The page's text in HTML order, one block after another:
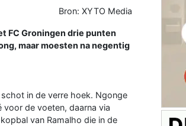
Bron: XYTO Media
FC Groningen drie punten
maar moesten na negentig
in de verre hoek. Ngonge
voor de voeten, daarna via
van Ramalho die in de